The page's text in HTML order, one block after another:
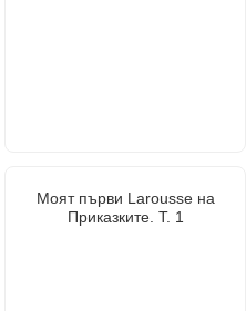
Моят първи Larousse на
Приказките. Т. 1